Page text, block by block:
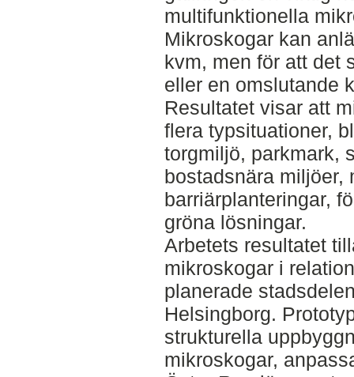
multifunktionella
Mikroskogar kan
kvm, men för att det
eller en omslutande
Resultatet visar att
flera typsituationer,
torgmiljö, parkmark,
bostadsnära miljöer,
barriärplanteringar,
gröna lösningar.
Arbetets resultatet
mikroskogar i
planerade
Helsingborg.
strukturella
mikroskogar,